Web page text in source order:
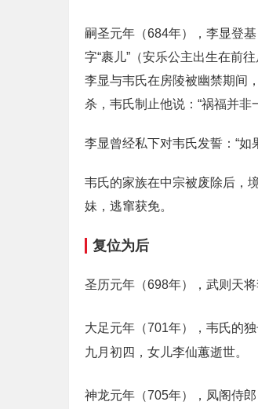
嗣圣元年（684年），李显登基
字“裹儿”（安乐公主出生在前
李显与韦氏在房陵被幽禁期间
杀，韦氏制止他说：“祸福并
李显曾经私下对韦氏发誓：“
韦氏的家族在中宗被废除后，
妹，逃窜获免。
复位为后
圣历元年（698年），武则天
大足元年（701年），韦氏的
九月初四，女儿李仙蕙逝世。
神龙元年（705年），凤阁侍郎